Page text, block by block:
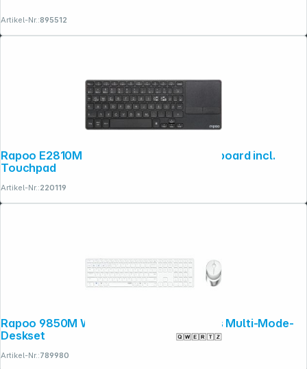
Artikel-Nr.:895512
Rapoo E2810M Wireless Multimedia Keyboard incl.
Touchpad
Artikel-Nr.:220119
Rapoo 9850M Weiß QWERTZ Kabelloses Multi-Mode-
Deskset
Artikel-Nr.:789980